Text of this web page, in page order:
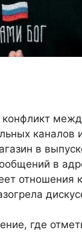
каналов
в
в
где